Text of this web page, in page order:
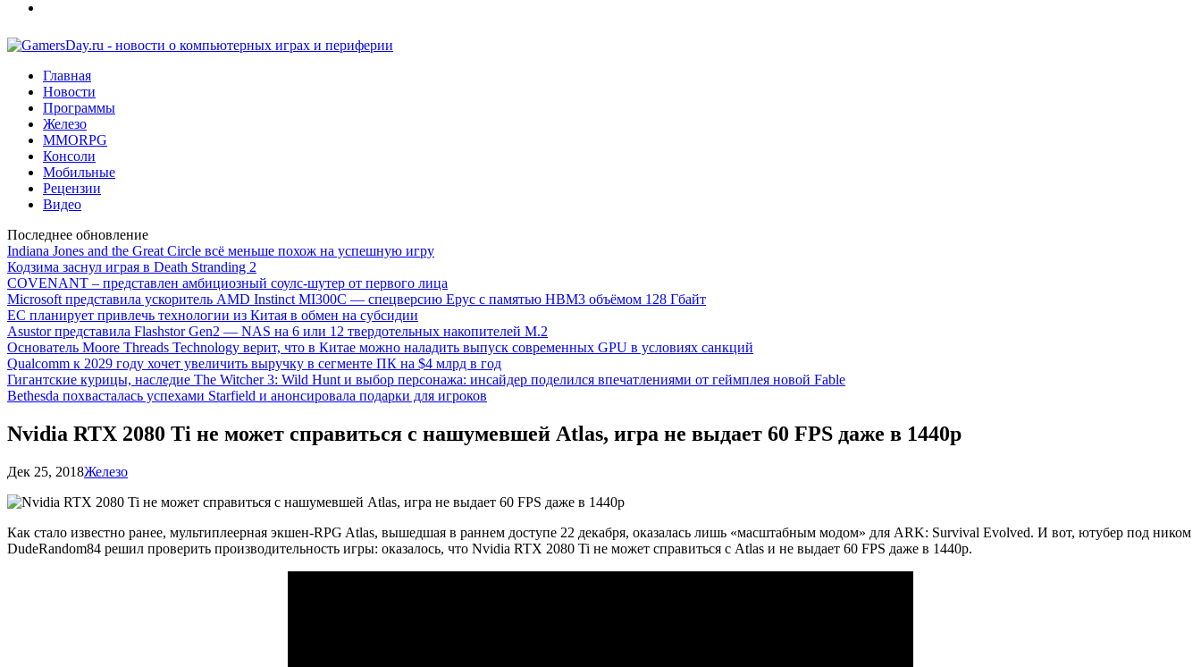
Главная
Новости
Программы
Железо
MMORPG
Консоли
Мобильные
Рецензии
Видео
Последнее обновление
Indiana Jones and the Great Circle всё меньше похож на успешную игру
Кодзима заснул играя в Death Stranding 2
COVENANT – представлен амбициозный соулс-шутер от первого лица
Microsoft представила ускоритель AMD Instinct MI300C — спецверсию Epyc с памятью HBM3 объёмом 128 Гбайт
ЕС планирует привлечь технологии из Китая в обмен на субсидии
Asustor представила Flashstor Gen2 — NAS на 6 или 12 твердотельных накопителей M.2
Основатель Moore Threads Technology верит, что в Китае можно наладить выпуск современных GPU в условиях санкций
Qualcomm к 2029 году хочет увеличить выручку в сегменте ПК на $4 млрд в год
Гигантские курицы, наследие The Witcher 3: Wild Hunt и выбор персонажа: инсайдер поделился впечатлениями от геймплея новой Fable
Bethesda похвасталась успехами Starfield и анонсировала подарки для игроков
Nvidia RTX 2080 Ti не может справиться с нашумевшей Atlas, игра не выдает 60 FPS даже в 1440p
Дек 25, 2018Железо
Как стало известно ранее, мультиплеерная экшен-RPG Atlas, вышедшая в раннем доступе 22 декабря, оказалась лишь «масштабным модом» для ARK: Survival Evolved. И вот, ютубер под ником
DudeRandom84 решил проверить производительность игры: оказалось, что Nvidia RTX 2080 Ti не может справиться с Atlas и не выдает 60 FPS даже в 1440p.